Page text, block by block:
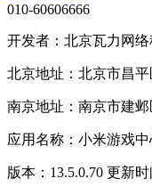
010-60606666
开发者：北京瓦力网络
北京地址：北京市昌
南京地址：南京市建
应用名称：小米游戏中
版本：13.5.0.70 更新